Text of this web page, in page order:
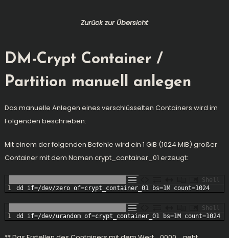
Zurück zur Übersicht
DM-Crypt Container /
Partition manuell anlegen
Das manuelle Anlegen eines verschlüsselten Containers wird im
Folgenden beschrieben:
Mit einem der folgenden Befehle wird ein 1 GiB (1024 MiB) großer
Container mit dem Namen crypt_container_01 erzeugt:
Shell
1
dd if=/dev/zero of=crypt_container_01 bs=1M count=1024
Shell
1
dd if=/dev/urandom of=crypt_container_01 bs=1M count=1024